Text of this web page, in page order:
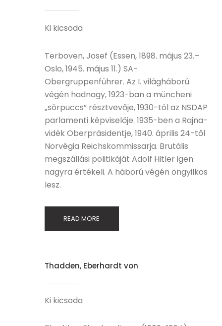
Ki kicsoda
Terboven, Josef (Essen, 1898. május 23.–
Oslo, 1945. május 11.) SA-
Obergruppenführer. Az I. világháború
végén hadnagy, 1923-ban a müncheni
„sörpuccs” résztvevője, 1930-tól az NSDAP
parlamenti képviselője. 1935-ben a Rajna-
vidék Oberpräsidentje, 1940. április 24-től
Norvégia Reichskommissarja. Brutális
megszállási politikáját Adolf Hitler igen
nagyra értékeli. A háború végén öngyilkos
lesz.
READ MORE
Thadden, Eberhardt von
Ki kicsoda